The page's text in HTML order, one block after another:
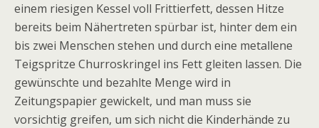
einem riesigen Kessel voll Frittierfett, dessen Hitze
bereits beim Nähertreten spürbar ist, hinter dem ein
bis zwei Menschen stehen und durch eine metallene
Teigspritze Churroskringel ins Fett gleiten lassen. Die
gewünschte und bezahlte Menge wird in
Zeitungspapier gewickelt, und man muss sie
vorsichtig greifen, um sich nicht die Kinderhände zu